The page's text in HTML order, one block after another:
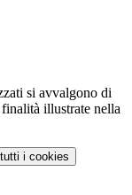
si avvalgono di
illustrate nella
i cookies